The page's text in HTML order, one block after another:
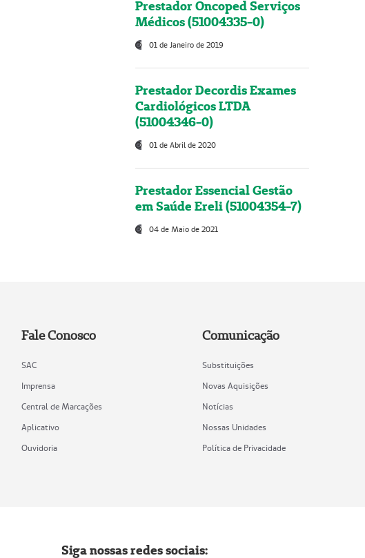
Prestador Oncoped Serviços
Médicos (51004335-0)
01 de Janeiro de 2019
Prestador Decordis Exames
Cardiológicos LTDA
(51004346-0)
01 de Abril de 2020
Prestador Essencial Gestão
em Saúde Ereli (51004354-7)
04 de Maio de 2021
Fale Conosco
SAC
Imprensa
Central de Marcações
Aplicativo
Ouvidoria
Comunicação
Substituições
Novas Aquisições
Notícias
Nossas Unidades
Política de Privacidade
Siga nossas redes sociais: